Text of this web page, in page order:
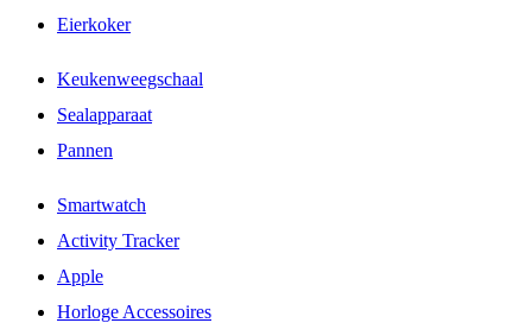
Eierkoker
Keukenweegschaal
Sealapparaat
Pannen
Smartwatch
Activity Tracker
Apple
Horloge Accessoires